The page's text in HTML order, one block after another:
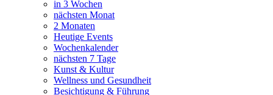
in 3 Wochen
nächsten Monat
2 Monaten
Heutige Events
Wochenkalender
nächsten 7 Tage
Kunst & Kultur
Wellness und Gesundheit
Besichtigung & Führung